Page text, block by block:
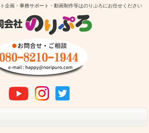
企画・事務サポート・動画制作等はのりぷろにお任せください